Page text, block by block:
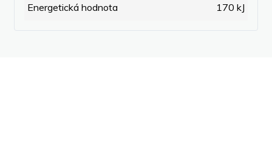
Energetická hodnota 170 kJ